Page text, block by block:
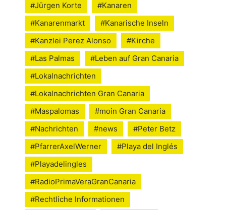
#Jürgen Korte
#Kanaren
#Kanarenmarkt
#Kanarische Inseln
#Kanzlei Perez Alonso
#Kirche
#Las Palmas
#Leben auf Gran Canaria
#Lokalnachrichten
#Lokalnachrichten Gran Canaria
#Maspalomas
#moin Gran Canaria
#Nachrichten
#news
#Peter Betz
#PfarrerAxelWerner
#Playa del Inglés
#Playadelingles
#RadioPrimaVeraGranCanaria
#Rechtliche Informationen